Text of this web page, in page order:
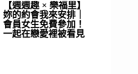
【週週趣 × 樂福里】
妳的約會我來安排｜
會員女生免費參加！
一起在戀愛裡被看見